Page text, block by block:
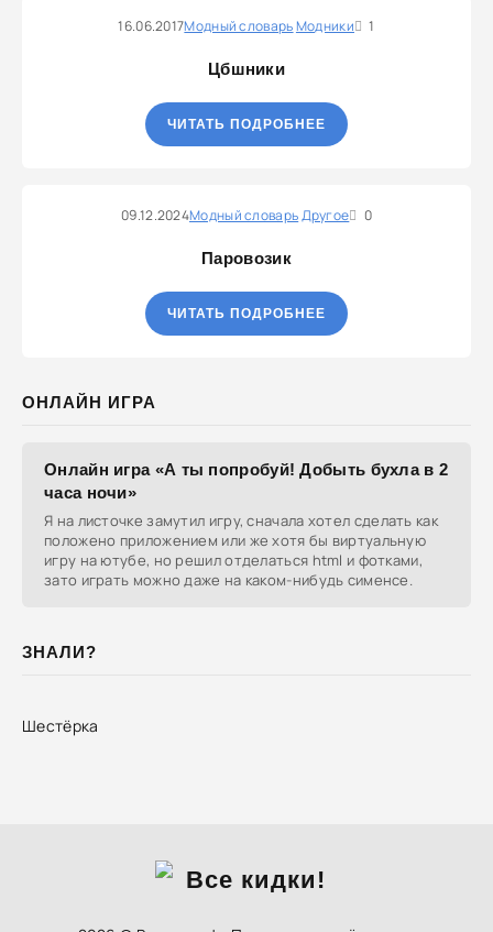
16.06.2017Модный словарьМодники 1
Цбшники
ЧИТАТЬ ПОДРОБНЕЕ
09.12.2024Модный словарьДругое 0
Паровозик
ЧИТАТЬ ПОДРОБНЕЕ
ОНЛАЙН ИГРА
Онлайн игра «А ты попробуй! Добыть бухла в 2
часа ночи»
Я на листочке замутил игру, сначала хотел сделать как
положено приложением или же хотя бы виртуальную
игру на ютубе, но решил отделаться html и фотками,
зато играть можно даже на каком-нибудь сименсе.
ЗНАЛИ?
Шестёрка